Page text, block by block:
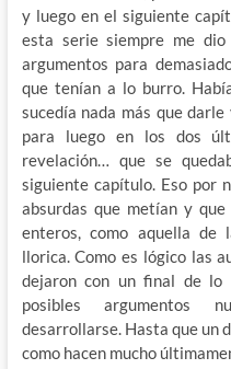
y luego en el siguiente
esta serie siempre me
argumentos para
que tenían a lo burro.
sucedía nada más que
para luego en los dos
revelación… que se
siguiente capítulo. Eso por
absurdas que metían y
enteros, como aquella de
llorica. Como es lógico las
dejaron con un final de lo
posibles argumentos
desarrollarse. Hasta que un
como hacen mucho